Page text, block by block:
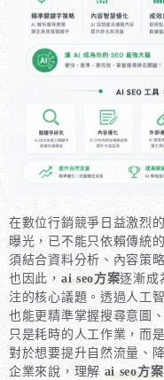
在數位行銷競爭日益激烈
曝光，已不能只依賴傳統
須結合資料分析、內容策
也因此， ai seo方案逐漸成
注的核心議題。透過人工
也能更精準掌握搜尋意圖
只是耗時的人工作業，而
對於想要提升自然流量、
企業來說，理解 ai seo方案